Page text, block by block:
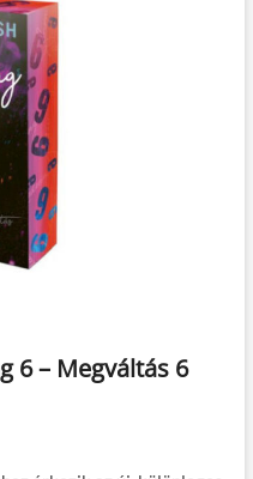
6 – Megváltás 6